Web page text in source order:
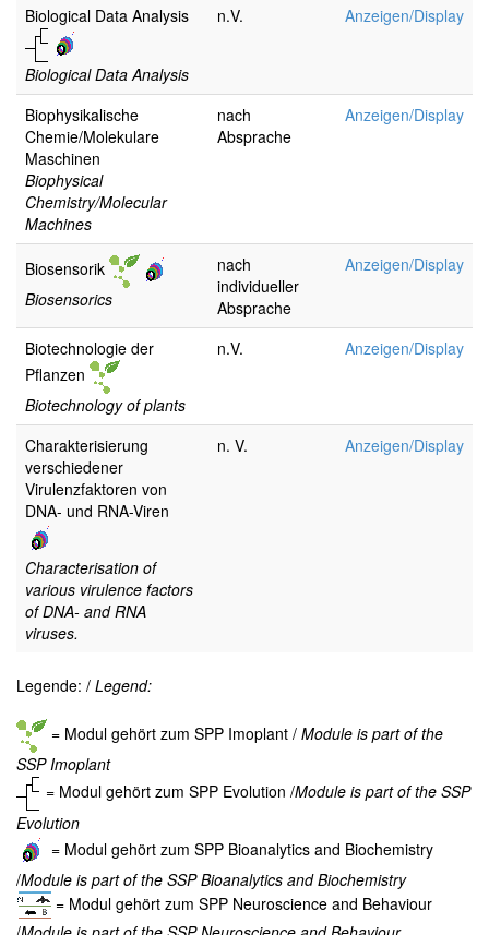
Biological Data Analysis
Biological Data Analysis
n.V. Anzeigen/Display
Biophysikalische
Chemie/Molekulare
Maschinen
Biophysical
Chemistry/Molecular
Machines
nach
Absprache
Anzeigen/Display
Biosensorik
Biosensorics
nach
individueller
Absprache
Anzeigen/Display
Biotechnologie der
Pflanzen
Biotechnology of plants
n.V. Anzeigen/Display
Charakterisierung
verschiedener
Virulenzfaktoren von
DNA- und RNA-Viren
Characterisation of
various virulence factors
of DNA- and RNA
viruses.
n. V. Anzeigen/Display
Legende: / Legend:
= Modul gehört zum SPP Imoplant / Module is part of the
SSP Imoplant
= Modul gehört zum SPP Evolution /Module is part of the SSP
Evolution
= Modul gehört zum SPP Bioanalytics and Biochemistry
/Module is part of the SSP Bioanalytics and Biochemistry
= Modul gehört zum SPP Neuroscience and Behaviour